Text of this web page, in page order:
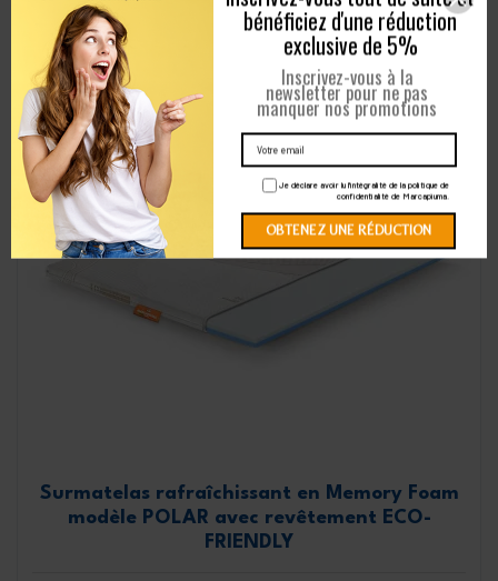
EN SAVOIR PLUS
Surmatelas rafraîchissant en Memory Foam
modèle POLAR avec revêtement ECO-
FRIENDLY
confidentialité de Marcapiuma.
Inscrivez-vous tout de suite et
bénéficiez d'une réduction
exclusive de 5%
Inscrivez-vous à la
newsletter pour ne pas
manquer nos promotions